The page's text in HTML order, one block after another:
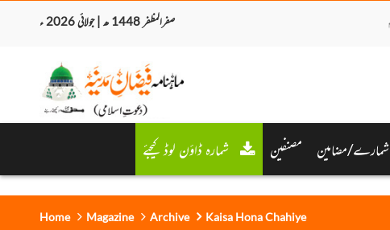
صفرالمظفر 1448 ھ | جولائی 2026 ء
شمارے/مضامین مصنفین شمارہ ڈاؤن لوڈ کیجئے
Home Magazine Archive Kaisa Hona Chahiye